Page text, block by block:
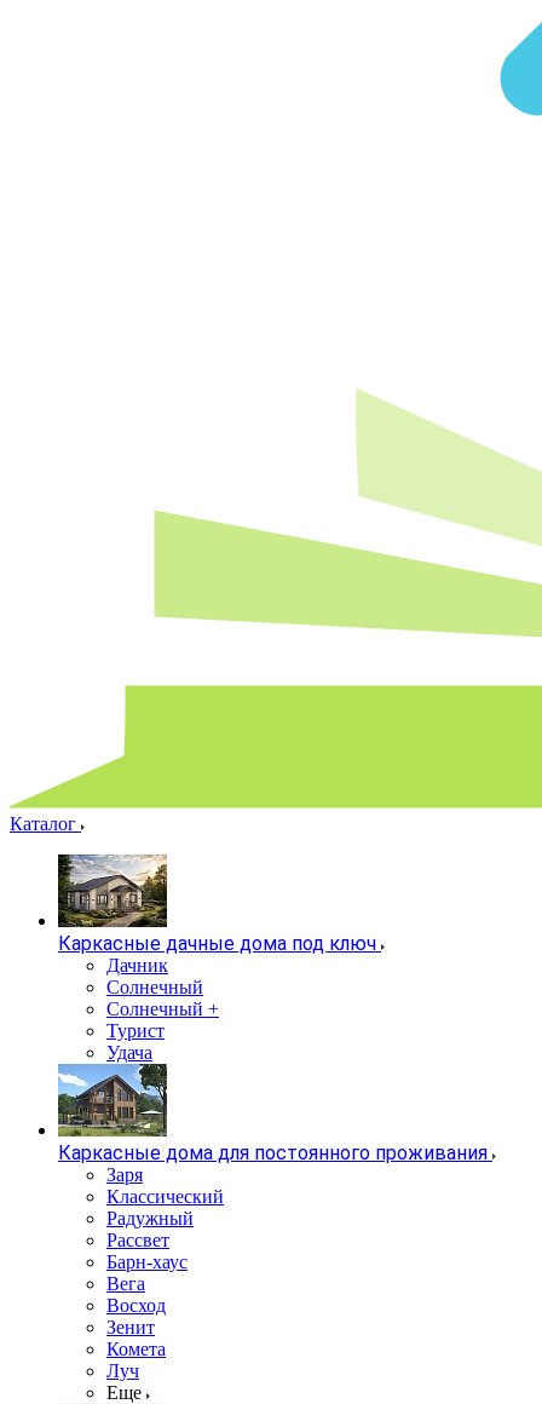
Каталог
Каркасные дачные дома под ключ
Дачник
Солнечный
Солнечный +
Турист
Удача
Каркасные дома для постоянного проживания
Заря
Классический
Радужный
Рассвет
Барн-хаус
Вега
Восход
Зенит
Комета
Луч
Еще